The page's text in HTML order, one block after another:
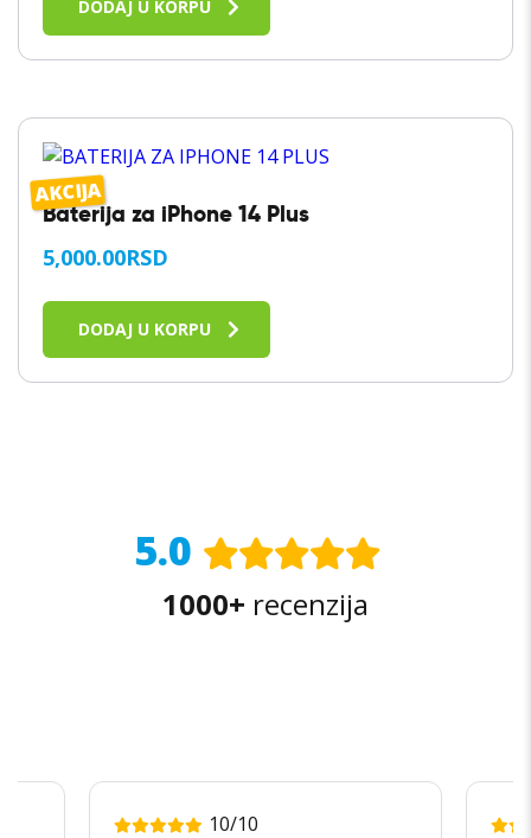
DODAJ U KORPU
AKCIJA
Baterija za iPhone 14 Plus
5,000.00RSD
DODAJ U KORPU
5.0
1000+ recenzija
10/10